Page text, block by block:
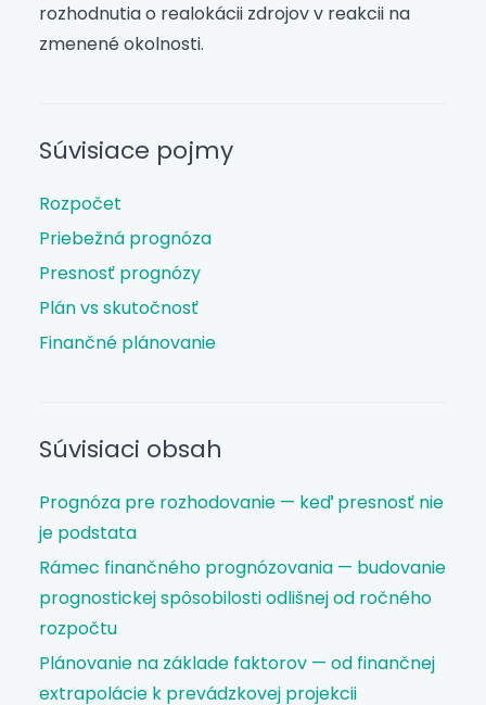
rozhodnutia o realokácii zdrojov v reakcii na
zmenené okolnosti.
Súvisiace pojmy
Rozpočet
Priebežná prognóza
Presnosť prognózy
Plán vs skutočnosť
Finančné plánovanie
Súvisiaci obsah
Prognóza pre rozhodovanie — keď presnosť nie
je podstata
Rámec finančného prognózovania — budovanie
prognostickej spôsobilosti odlišnej od ročného
rozpočtu
Plánovanie na základe faktorov — od finančnej
extrapolácie k prevádzkovej projekcii